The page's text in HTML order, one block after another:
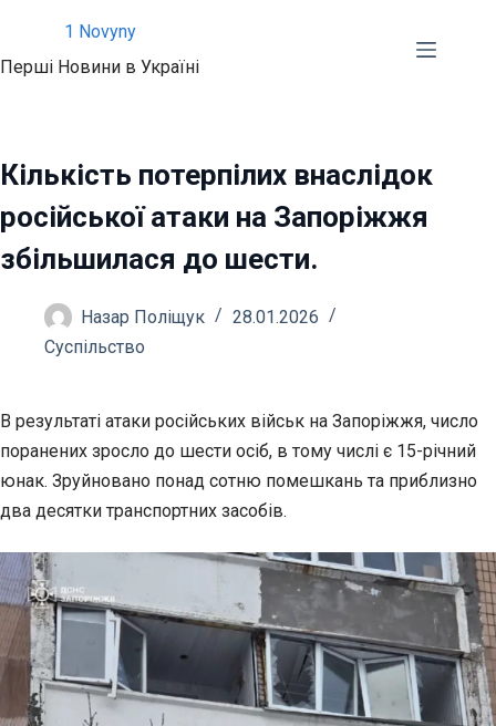
вмісту
1 Novyny
Перші Новини в Україні
Кількість потерпілих внаслідок
російської атаки на Запоріжжя
збільшилася до шести.
Назар Поліщук
28.01.2026
Суспільство
В результаті атаки російських військ на Запоріжжя, число
поранених зросло до шести осіб, в тому числі є 15-річний
юнак. Зруйновано понад сотню помешкань та приблизно
два десятки транспортних засобів.